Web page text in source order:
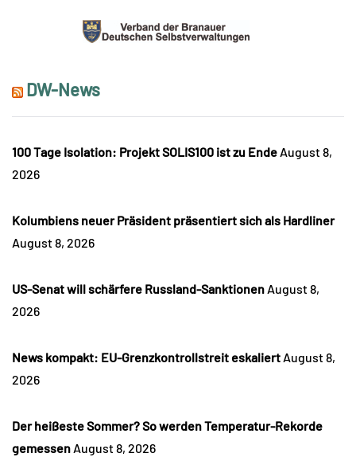
DW-News
100 Tage Isolation: Projekt SOLIS100 ist zu Ende August 8,
2026
Kolumbiens neuer Präsident präsentiert sich als Hardliner
August 8, 2026
US-Senat will schärfere Russland-Sanktionen August 8,
2026
News kompakt: EU-Grenzkontrollstreit eskaliert August 8,
2026
Der heißeste Sommer? So werden Temperatur-Rekorde
gemessen August 8, 2026